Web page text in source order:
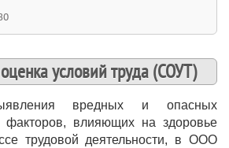
условий труда (СОУТ)
вредных и опасных
факторов, влияющих на здоровье
трудовой деятельности, в ООО